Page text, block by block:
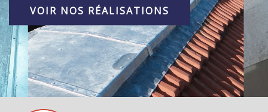
VOIR NOS RÉALISATIONS